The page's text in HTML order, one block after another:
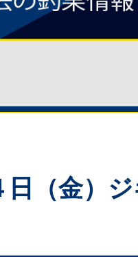
日（金）